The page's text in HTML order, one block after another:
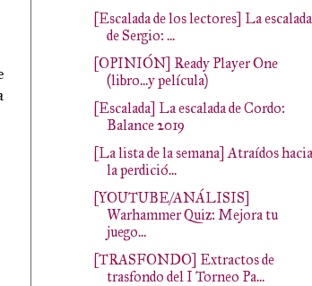
[Escalada de los lectores] La escalada
de Sergio: ...
[OPINIÓN] Ready Player One
(libro...y película)
[Escalada] La escalada de Cordo:
Balance 2019
[La lista de la semana] Atraídos hacia
la perdició...
[YOUTUBE/ANÁLISIS]
Warhammer Quiz: Mejora tu
juego...
[TRASFONDO] Extractos de
trasfondo del I Torneo Pa...